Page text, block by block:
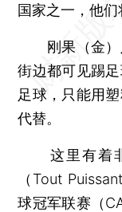
国家之一，他们
刚果（金）
街边都可见踢
足球，只能用
代替。
这里有着非
（Tout
球冠军联赛（